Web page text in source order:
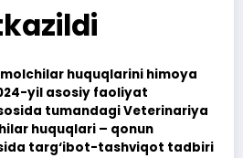
huquqlarini himoya
yil asosiy faoliyat
tumandagi Veterinariya
huquqlari – qonun
targ‘ibot-tashviqot tadbiri